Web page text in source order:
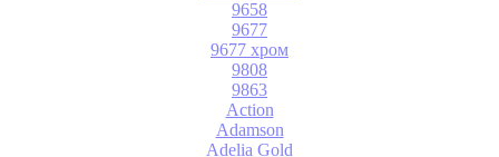
9658
9677
9677 хром
9808
9863
Action
Adamson
Adelia Gold